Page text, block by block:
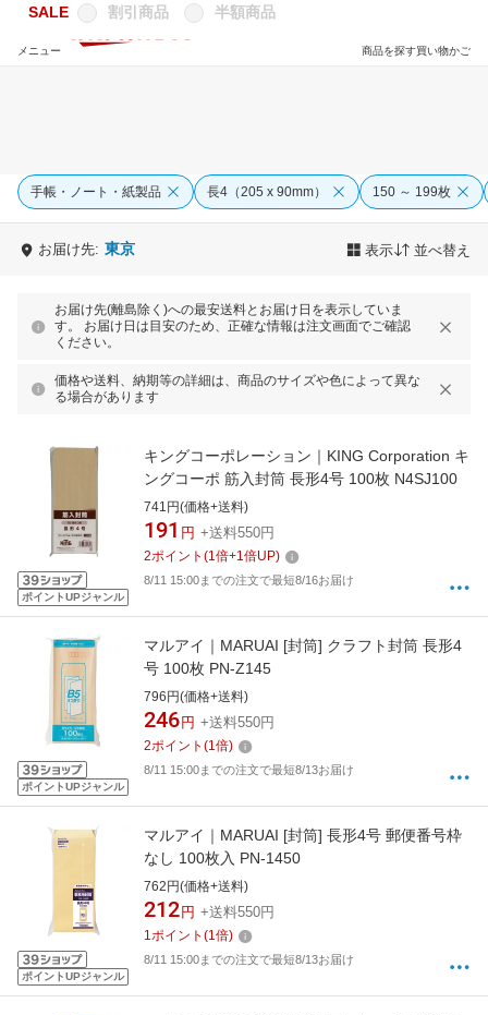
買い物かご
商品を探す
メニュー
SALE 割引商品 半額商品
手帳・ノート・紙製品 長4（205 x 90mm） 150 ～ 199枚
お届け先: 東京 表示 並べ替え
お届け先(離島除く)への最安送料とお届け日を表示していま
す。 お届け日は目安のため、正確な情報は注文画面でご確認
ください。
価格や送料、納期等の詳細は、商品のサイズや色によって異な
る場合があります
ポイントUPジャンル
キングコーポレーション｜KING Corporation キ
ングコーポ 筋入封筒 長形4号 100枚 N4SJ100
741円(価格+送料)
191 円 +送料550円
2ポイント (1倍+1倍UP)
8/11 15:00までの注文で最短8/16お届け
ポイントUPジャンル
マルアイ｜MARUAI [封筒] クラフト封筒 長形4
号 100枚 PN-Z145
796円(価格+送料)
246 円 +送料550円
2ポイント (1倍)
8/11 15:00までの注文で最短8/13お届け
ポイントUPジャンル
マルアイ｜MARUAI [封筒] 長形4号 郵便番号枠
なし 100枚入 PN-1450
762円(価格+送料)
212 円 +送料550円
1ポイント (1倍)
8/11 15:00までの注文で最短8/13お届け